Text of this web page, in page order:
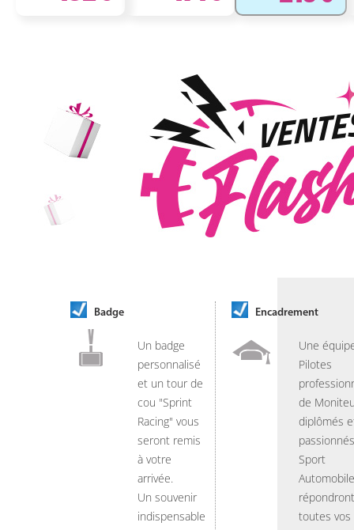
Badge
Un badge
personnalisé
et un tour de
cou "Sprint
Racing" vous
seront remis
à votre
arrivée.
Un souvenir
indispensable
Encadrement
Une
Pilotes
de
diplômés
Sport
Automobile
toutes vos